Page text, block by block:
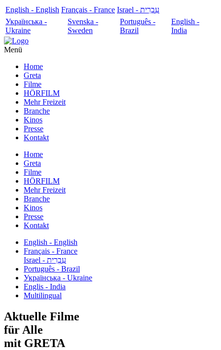
English - English Français - France
עִבְרִית - Israel
Українська -
Ukraine
Svenska -
Sweden
Português -
Brazil
English -
India
Menü
Home
Greta
Filme
HÖRFILM
Mehr Freizeit
Branche
Kinos
Presse
Kontakt
Home
Greta
Filme
HÖRFILM
Mehr Freizeit
Branche
Kinos
Presse
Kontakt
English - English
Français - France
עִבְרִית - Israel
Português - Brazil
Українська - Ukraine
Englis - India
Multilingual
Aktuelle Filme
für Alle
mit GRETA